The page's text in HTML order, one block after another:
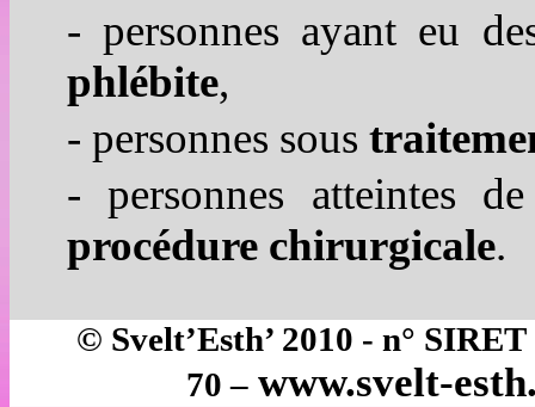
- personnes ayant eu
phlébite,
- personnes sous
- personnes atteintes
procédure chirurgicale.
© Svelt’Esth’ 2010 - n°
70 – www.svelt-